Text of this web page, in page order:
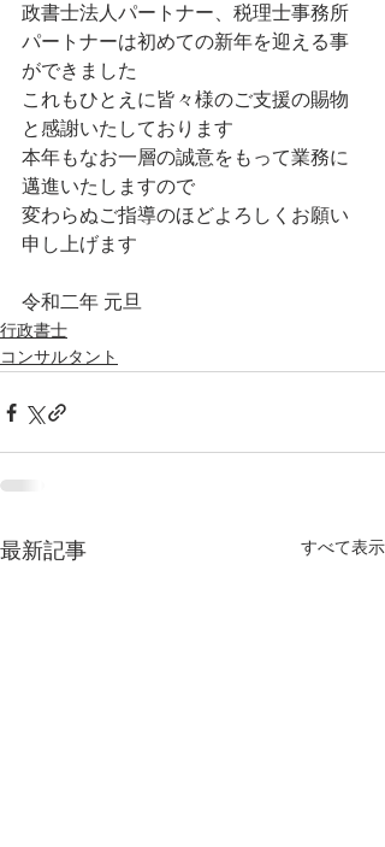
政書士法人パートナー、税理士事務所
パートナーは初めての新年を迎える事
ができました
これもひとえに皆々様のご支援の賜物
と感謝いたしております
本年もなお一層の誠意をもって業務に
邁進いたしますので
変わらぬご指導のほどよろしくお願い
申し上げます
令和二年 元旦
行政書士
コンサルタント
最新記事 すべて表示